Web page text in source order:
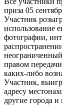
приза 05
Участник
использование
фотографии,
правом
каких-либо
Участник,
адресу
другие города и